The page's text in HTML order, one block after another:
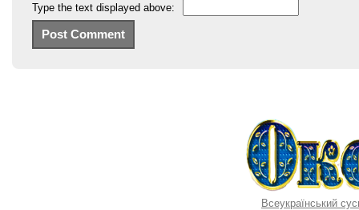
Type the text displayed above:
Всеукраїнський